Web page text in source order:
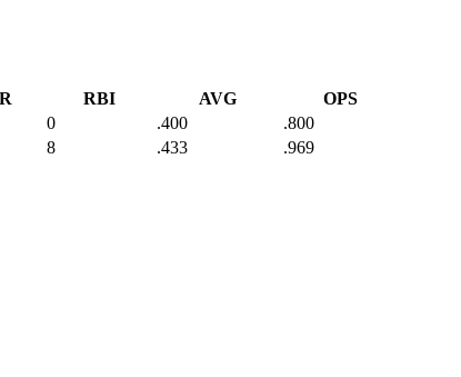
RBI AVG
OPS
0
.400
.800
8
.433 .969